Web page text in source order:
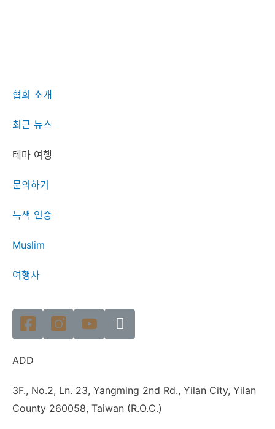
협회 소개
최근 뉴스
테마 여행
문의하기
특색 인증
Muslim
여행사
ADD
3F., No.2, Ln. 23, Yangming 2nd Rd., Yilan City, Yilan
County 260058, Taiwan (R.O.C.)